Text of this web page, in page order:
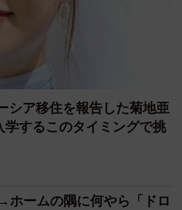
シア移住を報告した菊地亜
するこのタイミングで挑
ホームの隅に何やら「ドロ